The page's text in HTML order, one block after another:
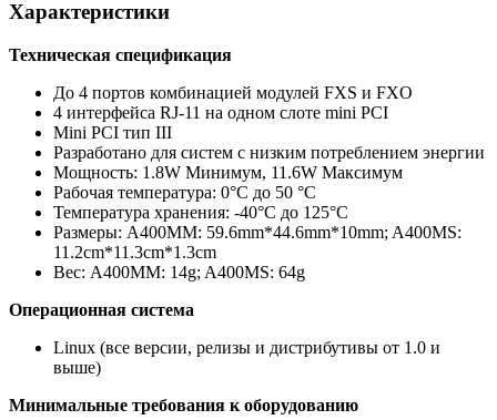
Характеристики
Техническая спецификация
До 4 портов комбинацией модулей FXS и FXO
4 интерфейса RJ-11 на одном слоте mini PCI
Mini PCI тип III
Разработано для систем с низким потреблением энергии
Мощность: 1.8W Минимум, 11.6W Максимум
Рабочая температура: 0°C до 50 °C
Температура хранения: -40°C до 125°C
Размеры: A400MM: 59.6mm*44.6mm*10mm; A400MS:
11.2cm*11.3cm*1.3cm
Вес: A400MM: 14g; A400MS: 64g
Операционная система
Linux (все версии, релизы и дистрибутивы от 1.0 и
выше)
Минимальные требования к оборудованию